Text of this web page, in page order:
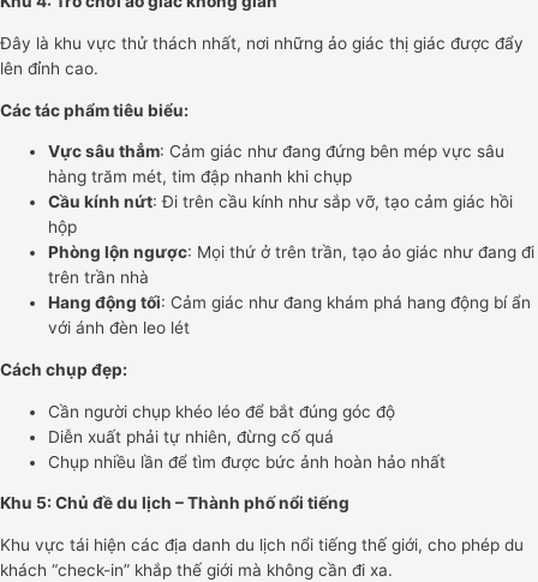
Đây là khu vực thử thách nhất, nơi những ảo giác thị giác được đẩy
lên đỉnh cao.
Các tác phẩm tiêu biểu:
Vực sâu thẳm: Cảm giác như đang đứng bên mép vực sâu
hàng trăm mét, tim đập nhanh khi chụp
Cầu kính nứt: Đi trên cầu kính như sắp vỡ, tạo cảm giác hồi
hộp
Phòng lộn ngược: Mọi thứ ở trên trần, tạo ảo giác như đang đi
trên trần nhà
Hang động tối: Cảm giác như đang khám phá hang động bí ẩn
với ánh đèn leo lét
Cách chụp đẹp:
Cần người chụp khéo léo để bắt đúng góc độ
Diễn xuất phải tự nhiên, đừng cố quá
Chụp nhiều lần để tìm được bức ảnh hoàn hảo nhất
Khu 5: Chủ đề du lịch – Thành phố nổi tiếng
Khu vực tái hiện các địa danh du lịch nổi tiếng thế giới, cho phép du
khách “check-in” khắp thế giới mà không cần đi xa.